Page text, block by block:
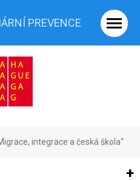
PREVENCE
integrace a česká škola“